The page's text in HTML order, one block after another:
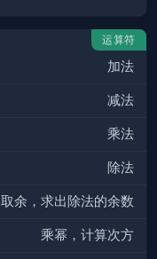
运算符
加法
减法
乘法
除法
取余，求出除法的余数
乘幂，计算次方